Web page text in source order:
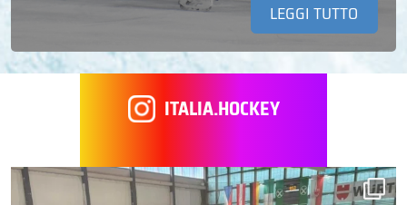
LEGGI TUTTO
ITALIA.HOCKEY